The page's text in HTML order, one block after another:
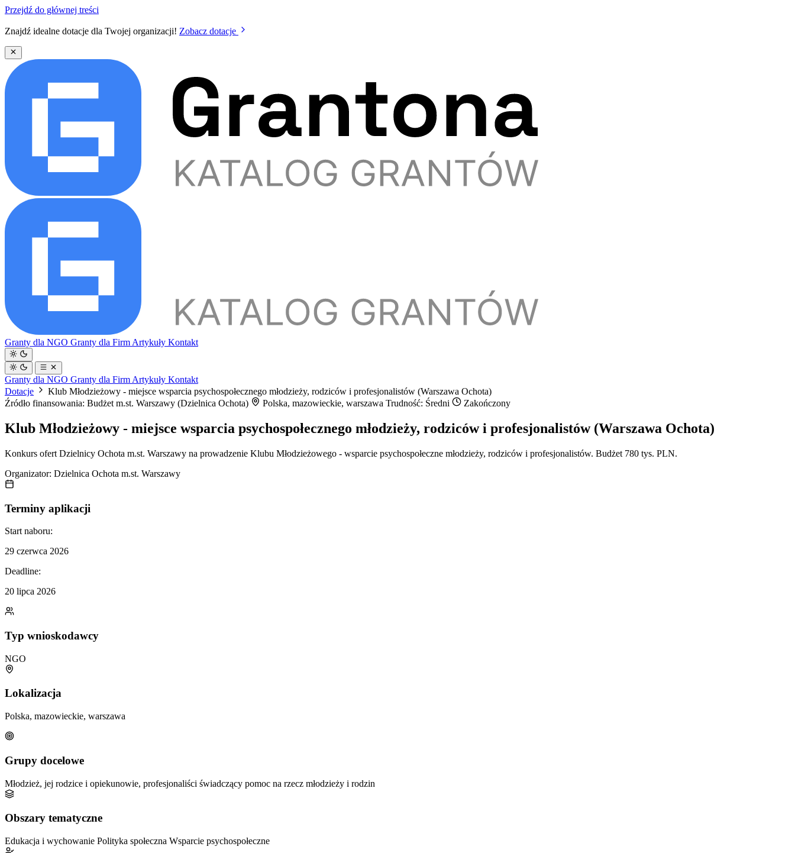
Przejdź do głównej treści
Znajdź idealne dotacje dla Twojej organizacji! Zobacz dotacje
Granty dla NGO Granty dla Firm Artykuły Kontakt
Granty dla NGO Granty dla Firm Artykuły Kontakt
Dotacje
Klub Młodzieżowy - miejsce wsparcia psychospołecznego młodzieży, rodziców i profesjonalistów (Warszawa Ochota)
Źródło finansowania: Budżet m.st. Warszawy (Dzielnica Ochota)
Polska, mazowieckie, warszawa Trudność: Średni Zakończony
Klub Młodzieżowy - miejsce wsparcia psychospołecznego młodzieży, rodziców i profesjonalistów (Warszawa Ochota)
Konkurs ofert Dzielnicy Ochota m.st. Warszawy na prowadzenie Klubu Młodzieżowego - wsparcie psychospołeczne młodzieży, rodziców i profesjonalistów. Budżet 780 tys. PLN.
Organizator: Dzielnica Ochota m.st. Warszawy
Terminy aplikacji
Start naboru:
29 czerwca 2026
Deadline:
20 lipca 2026
Typ wnioskodawcy
NGO
Lokalizacja
Polska, mazowieckie, warszawa
Grupy docelowe
Młodzież, jej rodzice i opiekunowie, profesjonaliści świadczący pomoc na rzecz młodzieży i rodzin
Obszary tematyczne
Edukacja i wychowanie Polityka społeczna Wsparcie psychospołeczne